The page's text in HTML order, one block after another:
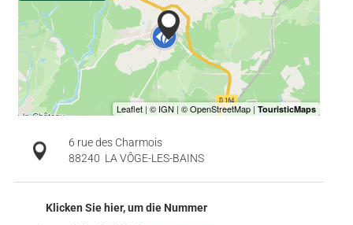
6 rue des Charmois
88240 LA VÔGE-LES-BAINS
Klicken Sie hier, um die Nummer